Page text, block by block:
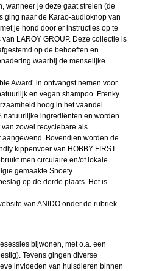
wanneer je deze gaat strelen (de
ging naar de Karao-audioknop van
je hond door er instructies op te
LAROY GROUP. Deze collectie is
op de behoeften en
waarbij de menselijke
Award’ in ontvangst nemen voor
en vegan shampoo. Frenky
hoog in het vaandel
natuurlijke ingrediënten en worden
zowel recyclebare als
Bovendien worden de
kippenvoer van HOBBY FIRST
men circulaire en/of lokale
gemaakte Snoety
op de derde plaats. Het is
van ANIDO onder de rubriek
bijwonen, met o.a. een
Tevens gingen diverse
invloeden van huisdieren binnen